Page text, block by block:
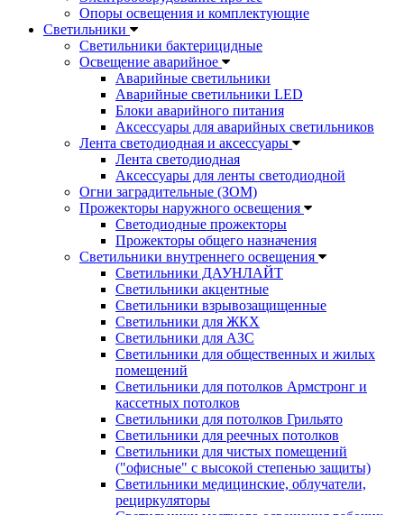
Опоры освещения и комплектующие
Светильники
Светильники бактерицидные
Освещение аварийное
Аварийные светильники
Аварийные светильники LED
Блоки аварийного питания
Аксессуары для аварийных светильников
Лента светодиодная и аксессуары
Лента светодиодная
Аксессуары для ленты светодиодной
Огни заградительные (ЗОМ)
Прожекторы наружного освещения
Светодиодные прожекторы
Прожекторы общего назначения
Светильники внутреннего освещения
Светильники ДАУНЛАЙТ
Светильники акцентные
Светильники взрывозащищенные
Светильники для ЖКХ
Светильники для АЗС
Светильники для общественных и жилых
помещений
Светильники для потолков Армстронг и
кассетных потолков
Светильники для потолков Грильято
Светильники для реечных потолков
Светильники для чистых помещений
("офисные" с высокой степенью защиты)
Светильники медицинские, облучатели,
рециркуляторы